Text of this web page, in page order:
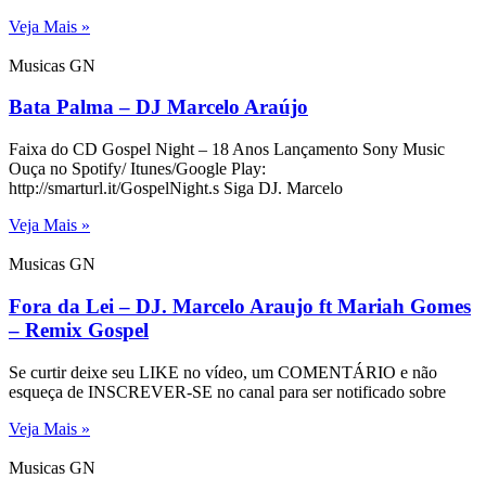
Veja Mais »
Musicas GN
Bata Palma – DJ Marcelo Araújo
Faixa do CD Gospel Night – 18 Anos Lançamento Sony Music
Ouça no Spotify/ Itunes/Google Play:
http://smarturl.it/GospelNight.s Siga DJ. Marcelo
Veja Mais »
Musicas GN
Fora da Lei – DJ. Marcelo Araujo ft Mariah Gomes
– Remix Gospel
Se curtir deixe seu LIKE no vídeo, um COMENTÁRIO e não
esqueça de INSCREVER-SE no canal para ser notificado sobre
Veja Mais »
Musicas GN